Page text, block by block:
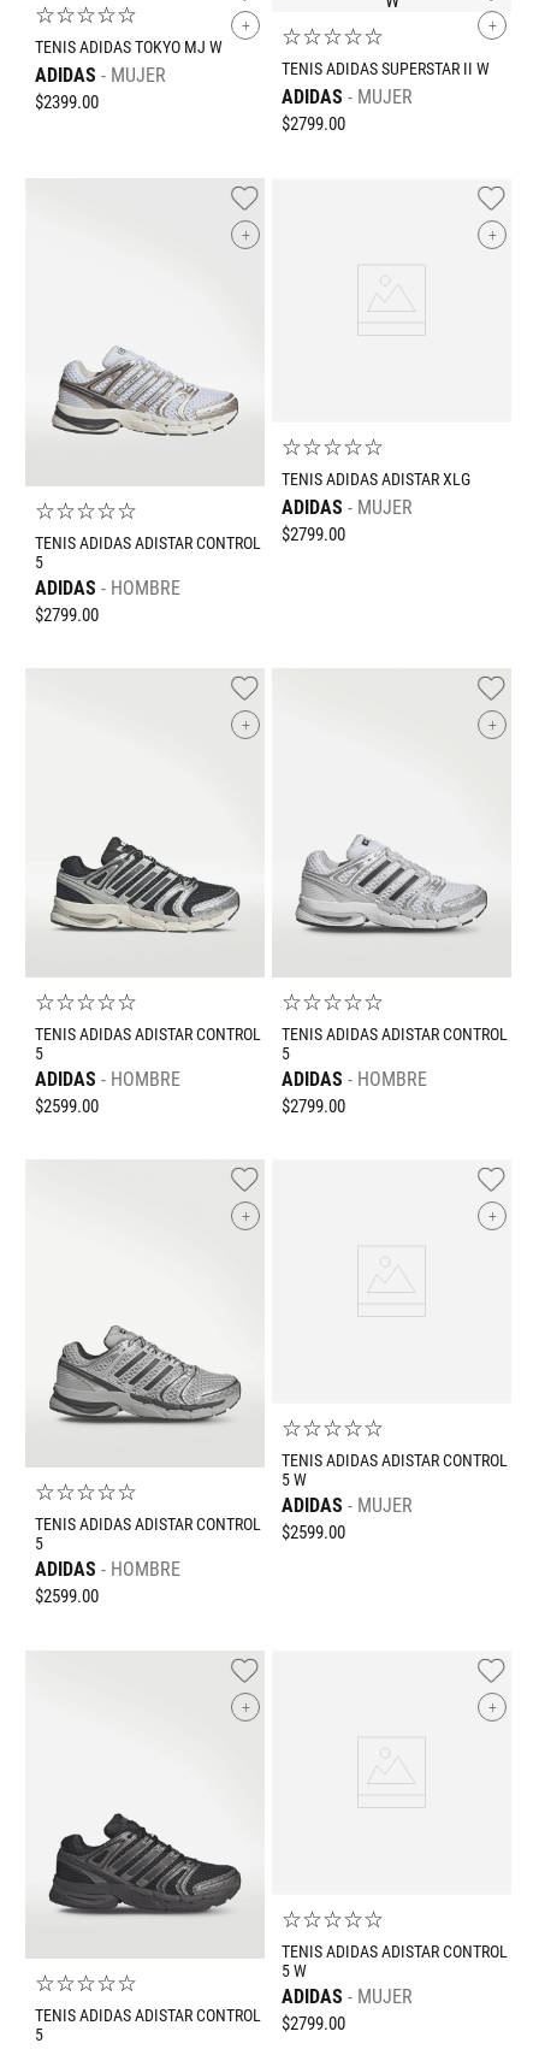
+
☆☆☆☆☆
TENIS ADIDAS TOKYO MJ W
ADIDAS MUJER
$2399.00
+
☆☆☆☆☆
TENIS ADIDAS SUPERSTAR II W
ADIDAS MUJER
$2799.00
+
☆☆☆☆☆
TENIS ADIDAS ADISTAR CONTROL
5
ADIDAS HOMBRE
$2799.00
+
☆☆☆☆☆
TENIS ADIDAS ADISTAR XLG
ADIDAS MUJER
$2799.00
+
☆☆☆☆☆
TENIS ADIDAS ADISTAR CONTROL
5
ADIDAS HOMBRE
$2599.00
+
☆☆☆☆☆
TENIS ADIDAS ADISTAR CONTROL
5
ADIDAS HOMBRE
$2799.00
+
☆☆☆☆☆
TENIS ADIDAS ADISTAR CONTROL
5
ADIDAS HOMBRE
$2599.00
+
☆☆☆☆☆
TENIS ADIDAS ADISTAR CONTROL
5 W
ADIDAS MUJER
$2599.00
+
☆☆☆☆☆
TENIS ADIDAS ADISTAR CONTROL
5
+
☆☆☆☆☆
TENIS ADIDAS ADISTAR CONTROL
5 W
ADIDAS MUJER
$2799.00